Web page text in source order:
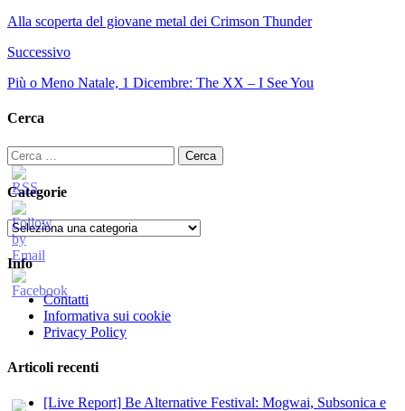
Alla scoperta del giovane metal dei Crimson Thunder
Successivo
Più o Meno Natale, 1 Dicembre: The XX – I See You
Cerca
Ricerca
per:
Categorie
Categorie
Info
Contatti
Informativa sui cookie
Privacy Policy
Articoli recenti
[Live Report] Be Alternative Festival: Mogwai, Subsonica e